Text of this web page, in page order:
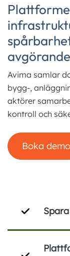
avgörande
Avima samlar
bygg-,
aktörer
kontroll och
Boka demo